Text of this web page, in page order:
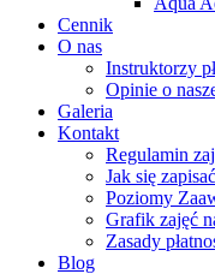
Cennik
O nas
Instruktorzy
Opinie o
Galeria
Kontakt
Regulamin
Jak się
Poziomy
Grafik zajęć
Zasady
Blog